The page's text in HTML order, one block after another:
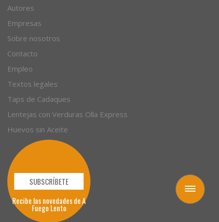
Toggle
navigation
Autores
Empresas
Sobre nosotros
Contacto
Empleo
Textos legales
Taps de Cadaques
Lentejas con Verduras Olla Express
Huevos sin Aceite
SUBSCRÍBETE
Recibe las novedades de A
Fuego Lento